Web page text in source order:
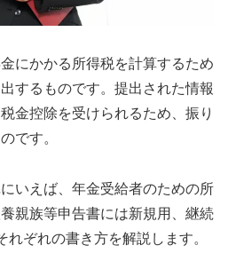
にかかる所得税を計算するため
するものです。提出された情報
金控除を受けられるため、振り
です。
いえば、年金受給者のための所
親族等申告書には新規用、継続
れぞれの書き方を解説します。